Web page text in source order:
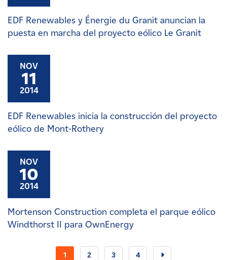
EDF Renewables y Énergie du Granit anuncian la
puesta en marcha del proyecto eólico Le Granit
NOV
11
2014
EDF Renewables inicia la construcción del proyecto
eólico de Mont-Rothery
NOV
10
2014
Mortenson Construction completa el parque eólico
Windthorst II para OwnEnergy
1 2 3 4